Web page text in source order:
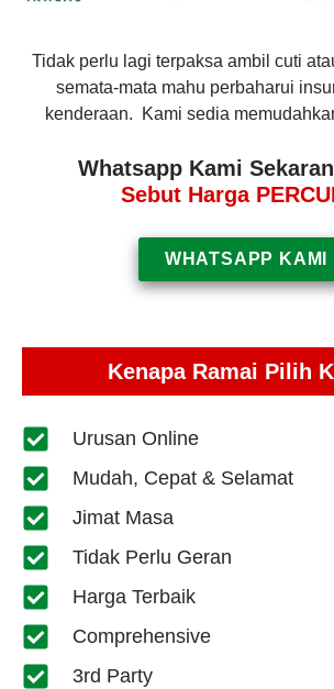
Tidak perlu lagi terpaksa ambil cuti
semata-mata mahu perbaharui
kenderaan. Kami sedia
Whatsapp Kami
Sebut Harga
WHATSAPP KAMI
Kenapa Ramai Pilih
Urusan Online
Mudah, Cepat & Selamat
Jimat Masa
Tidak Perlu Geran
Harga Terbaik
Comprehensive
3rd Party